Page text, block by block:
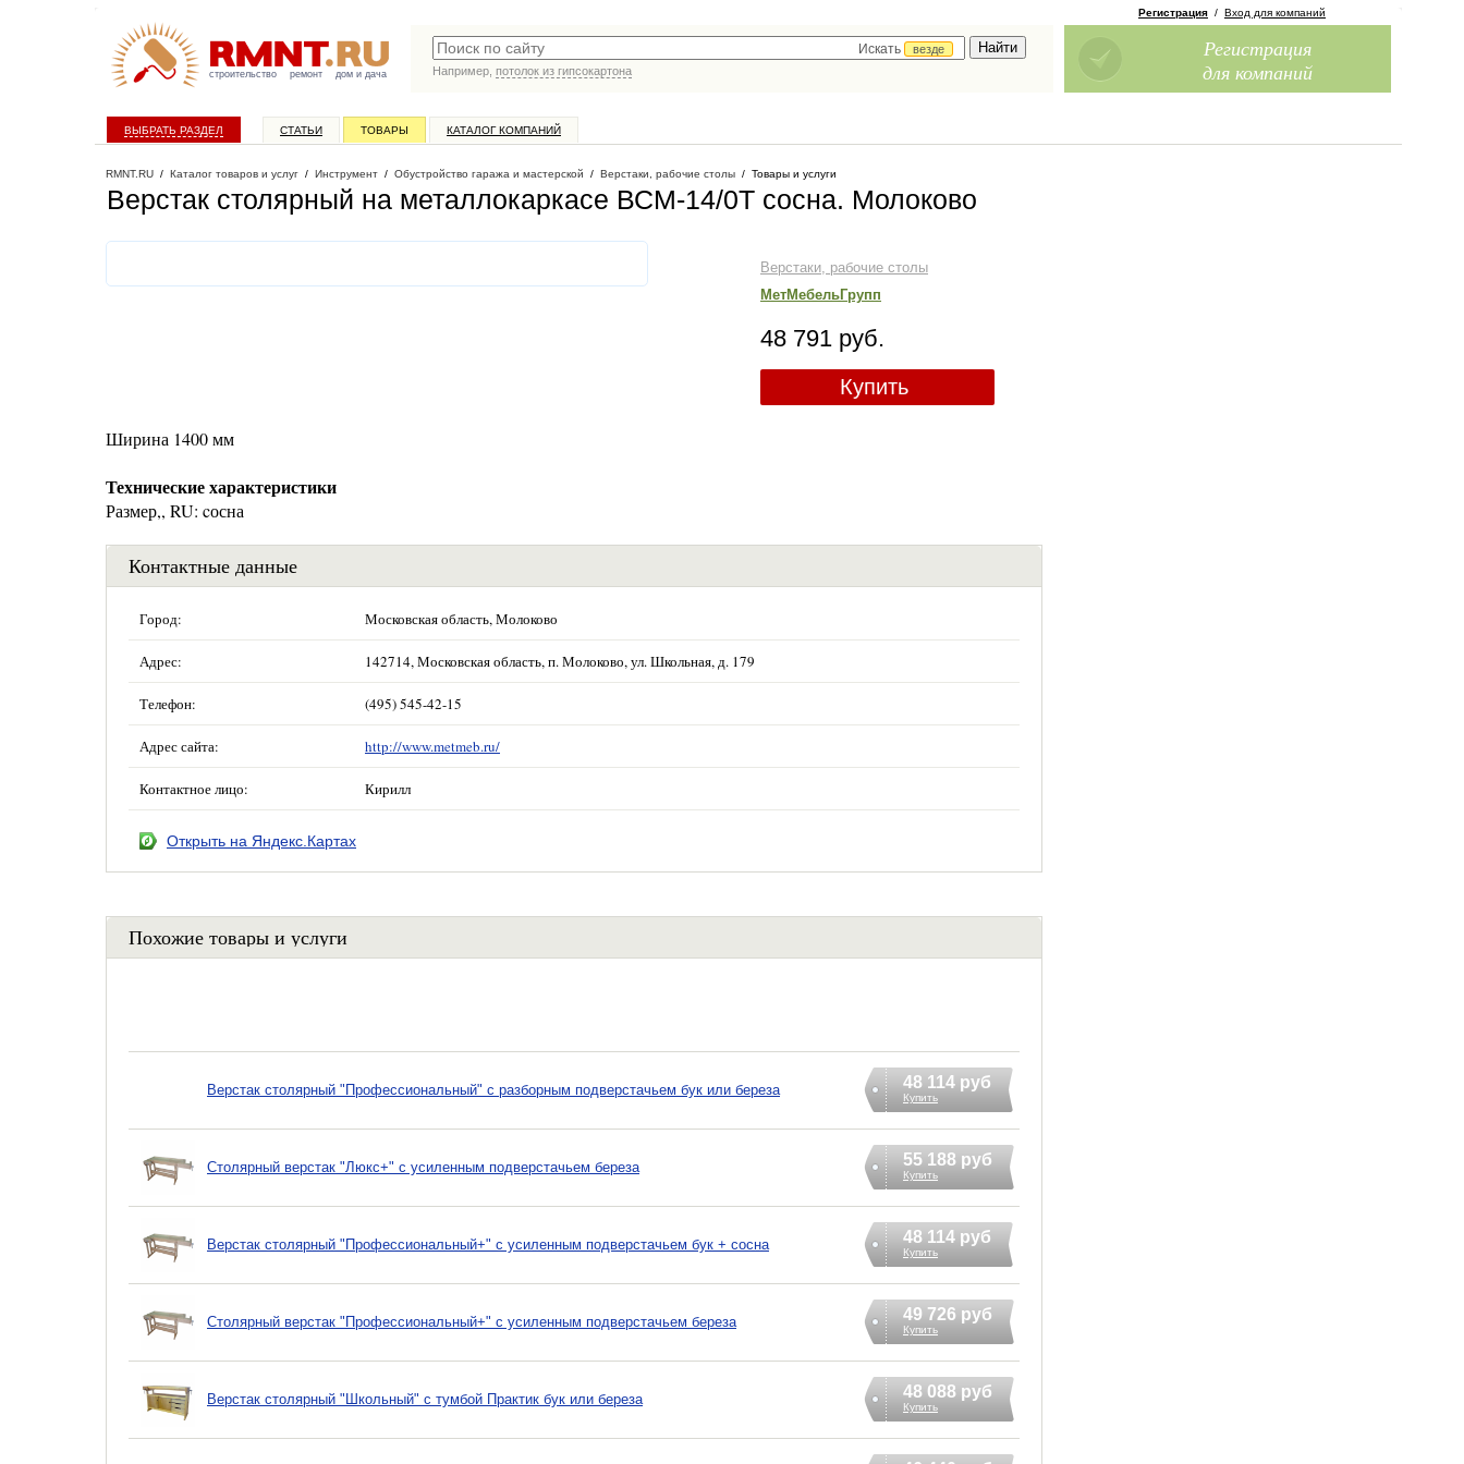
строительство ремонт дом и дача
Искать
везде
Например, потолок из гипсокартона
Регистрация / Вход для компаний
Регистрация
для компаний
ВЫБРАТЬ РАЗДЕЛ СТАТЬИ ТОВАРЫ КАТАЛОГ КОМПАНИЙ
RMNT.RU / Каталог товаров и услуг / Инструмент / Обустройство гаража и мастерской / Верстаки, рабочие столы / Товары и услуги
Верстак столярный на металлокаркасе ВСМ-14/0Т cосна. Молоково
Верстаки, рабочие столы
МетМебельГрупп
48 791 руб.
Купить
Ширина 1400 мм
Технические характеристики
Размер,, RU: cосна
Контактные данные
Город: Московская область, Молоково
Адрес: 142714, Московская область, п. Молоково, ул. Школьная, д. 179
Телефон: (495) 545-42-15
Адрес сайта: http://www.metmeb.ru/
Контактное лицо: Кирилл
Открыть на Яндекс.Картах
Похожие товары и услуги
Верстак столярный "Профессиональный" с разборным подверстачьем бук или береза 48 114 руб
Купить
Столярный верстак "Люкс+" с усиленным подверстачьем береза 55 188 руб
Купить
Верстак столярный "Профессиональный+" с усиленным подверстачьем бук + сосна 48 114 руб
Купить
Столярный верстак "Профессиональный+" с усиленным подверстачьем береза 49 726 руб
Купить
Верстак столярный "Школьный" с тумбой Практик бук или береза 48 088 руб
Купить